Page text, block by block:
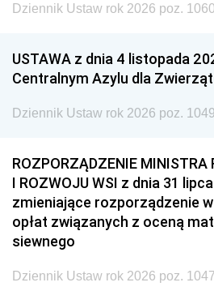
Dziennik Ustaw rok 2026 poz. 1060
USTAWA z dnia 4 listopada
Centralnym Azylu dla Zwierząt
Dziennik Ustaw rok 2026 poz. 1049
ROZPORZĄDZENIE MINISTRA
I ROZWOJU WSI z dnia 31
zmieniające rozporządzenie
opłat związanych z oceną
siewnego
Dziennik Ustaw rok 2026 poz. 1047